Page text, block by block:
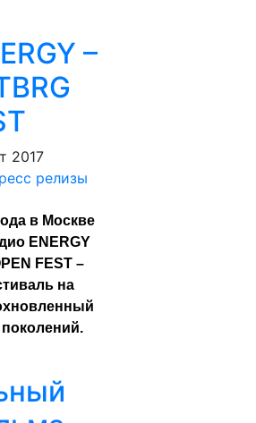
–
2017
релизы
в Москве
ENERGY
FEST –
на